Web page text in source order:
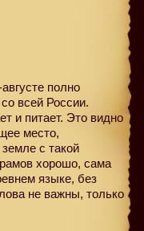
полно
всей России.
и питает. Это видно
место,
с такой
хорошо, сама
языке, без
не важны, только